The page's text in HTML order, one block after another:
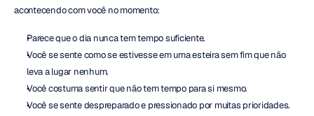
acontecendo com você no momento:
Parece que o dia nunca tem tempo suficiente.
Você se sente como se estivesse em uma esteira sem fim que não
leva a lugar nenhum.
Você costuma sentir que não tem tempo para si mesmo.
Você se sente despreparado e pressionado por muitas prioridades.